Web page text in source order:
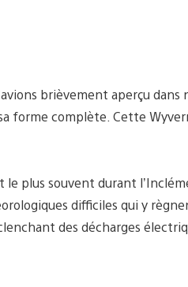
brièvement aperçu
forme complète. Cette
le plus souvent durant
difficiles qui y
des décharges